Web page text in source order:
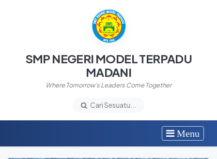
SMP NEGERI MODEL TERPADU
MADANI
Where Tomorrow's Leaders Come Together
Cari Sesuatu...
Menu